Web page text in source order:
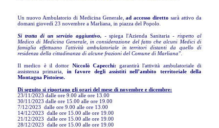
Un nuovo Ambulatorio di Medicina Generale, ad accesso diretto sarà attivo da
domani giovedì 23 novembre a Marliana, in piazza del Popolo.
Si tratta di un servizio aggiuntivo, - spiega l'Azienda Sanitaria -rispetto al
Medico di Medicina Generale, in considerazione del fatto che alcuni Medici di
famiglia effettuano l'attività ambulatoriale in territori distanti da quello di
residenza della cittadinanza di alcune frazioni del Comune di Marliana"
Il medico è il dottor Niccolò Capecchi:garantirà l'attività ambulatoriale di
assistenza primaria, in favore degli assistiti nell’ambito territoriale della
Montagna Pistoiese.
Di seguito si riportano gli orari del mese di novembre e dicembre:
23/11/2023 dalle ore 9.00 alle ore 13.00
30/11/2023 dalle ore 15.00 alle ore 19.00
7/12/2023 dalle ore 9.00 alle ore 13.00
14/12/2023 dalle ore 15.00 alle ore 19.00
21/12/2023 dalle ore 15.00 alle ore 19.00
28/12/2023 dalle ore 15.00 alle ore 19.00